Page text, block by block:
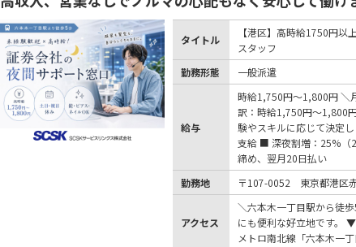
タイトル
【港区】高時給1750円以
スタッフ
勤務形態
一般派遣
給与
時給1,750円～1,800円 ＼
訳：時給1,750円～1,800
験やスキルに応じて決定
支給 ■ 深夜割増：25%（
締め、翌月20日払い
勤務地
〒107-0052 東京都港区
アクセス
＼六本木一丁目駅から徒
にも便利な好立地です。
メトロ南北線「六本木一